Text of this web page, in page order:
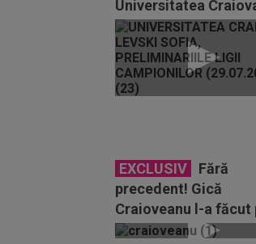
Universitatea
fost eliminată din...
EXCLUSIV
Fără
precedent! Gică
Craioveanu l-a făcut
la TV, după Craiova -